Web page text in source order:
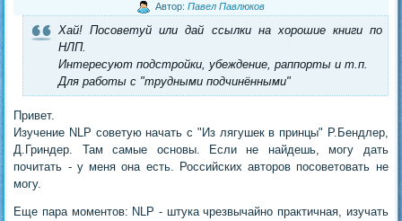
Автор: Павел Павлюков
Хай! Посоветуй или дай ссылки на хорошие книги по
НЛП.
Интересуют подстройки, убеждение, раппорты и т.п.
Для работы с "трудными подчинёнными"
Привет.
Изучение NLP советую начать с "Из лягушек в принцы" Р.Бендлер,
Д.Гриндер. Там самые основы. Если не найдешь, могу дать
почитать - у меня она есть. Российских авторов посоветовать не
могу.
Еще пара моментов: NLP - штука чрезвычайно практичная, изучать